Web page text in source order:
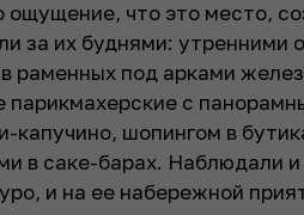
ощущение, что это место,
за их буднями: утренними
раменных под арками
парикмахерские с
капучино, шопингом в
в саке-барах. Наблюдали
и на ее набережной